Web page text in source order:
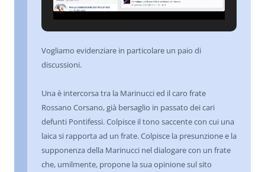
Vogliamo evidenziare in particolare un paio di
discussioni.
Una è intercorsa tra la Marinucci ed il caro frate
Rossano Corsano, già bersaglio in passato dei cari
defunti Pontifessi. Colpisce il tono saccente con cui una
laica si rapporta ad un frate. Colpisce la presunzione e la
supponenza della Marinucci nel dialogare con un frate
che, umilmente, propone la sua opinione sul sito